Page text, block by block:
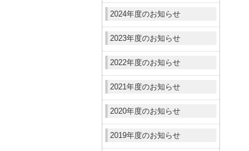
2024年度のお知らせ
2023年度のお知らせ
2022年度のお知らせ
2021年度のお知らせ
2020年度のお知らせ
2019年度のお知らせ